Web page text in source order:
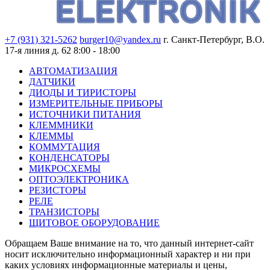
+7 (931) 321-5262 burger10@yandex.ru г. Санкт-Петербург, В.О.
17-я линия д. 62 8:00 - 18:00
АВТОМАТИЗАЦИЯ
ДАТЧИКИ
ДИОДЫ И ТИРИСТОРЫ
ИЗМЕРИТЕЛЬНЫЕ ПРИБОРЫ
ИСТОЧНИКИ ПИТАНИЯ
КЛЕММНИКИ
КЛЕММЫ
КОММУТАЦИЯ
КОНДЕНСАТОРЫ
МИКРОСХЕМЫ
ОПТОЭЛЕКТРОНИКА
РЕЗИСТОРЫ
РЕЛЕ
ТРАНЗИСТОРЫ
ЩИТОВОЕ ОБОРУДОВАНИЕ
Обращаем Ваше внимание на то, что данный интернет-сайт
носит исключительно информационный характер и ни при
каких условиях информационные материалы и цены,